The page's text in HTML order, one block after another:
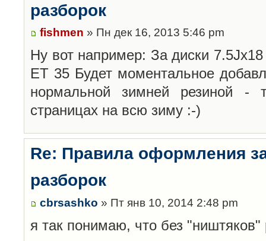
разборок
fishmen » Пн дек 16, 2013 5:46 pm
Ну вот например: За диски
ET 35 Будет моментальное
нормальной зимней резиной
страницах на всю зиму :-)
Re: Правила оформления
разборок
cbrsashko » Пт янв 10, 2014 2:48 pm
я так понимаю, что без "ништяков"